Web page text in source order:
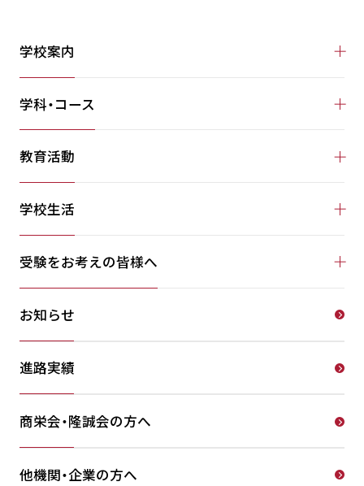
学校案内
学科・コース
教育活動
学校生活
受験をお考えの皆様へ
お知らせ
進路実績
商栄会・隆誠会の方へ
他機関・企業の方へ